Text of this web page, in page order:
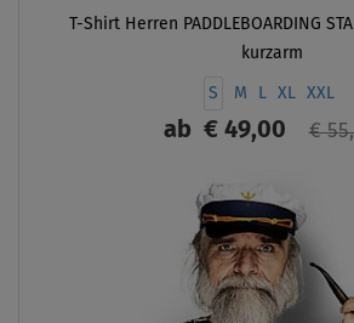
T-Shirt Herren PADDLEBOARDING
kurzarm
S M L XL XXL
ab€ 49,00 €
ANZEIGEN